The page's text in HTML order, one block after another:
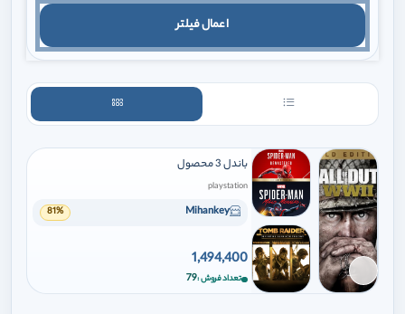
اعمال فیلتر
برای افزودن وارد شوید
باندل 3 محصول
playstation
Mihankey
81%
1,494,400
تعداد فروش 79